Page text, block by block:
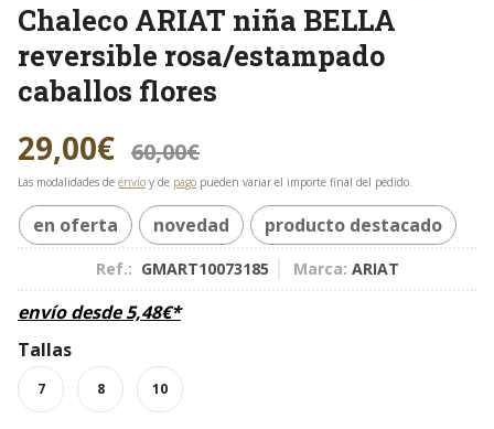
Chaleco ARIAT niña BELLA
reversible rosa/estampado
caballos flores
29,00€ 60,00€
Las modalidades de envío y de pago pueden variar el importe final del pedido.
en oferta novedad producto destacado
Ref.: GMART10073185 Marca: ARIAT
envío desde5,48€*
Tallas
7 8 10